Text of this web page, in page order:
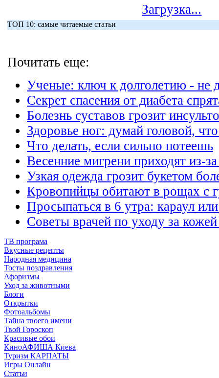
Загрузка...
ТОП 10: самые читаемые статьи
Почитать еще:
Ученые: ключ к долголетию - не
Секрет спасения от диабета
Болезнь суставов грозит
Здоровье ног: думай головой,
Что делать, если сильно потеешь
Весенние мигрени приходят из-
Узкая одежда грозит букетом
Кровопийцы обитают в рощах с
Просыпаться в 6 утра: караул
Советы врачей по уходу за
ТВ програма
Вкусные рецепты
Народная медицина
Тосты поздравления
Афоризмы
Уход за животными
Блоги
Открытки
Фотоальбомы
Тайна твоего имени
Твой Гороскоп
Красивые обои
КиноАФИША Киева
Туризм КАРПАТЫ
Игры Онлайн
Статьи